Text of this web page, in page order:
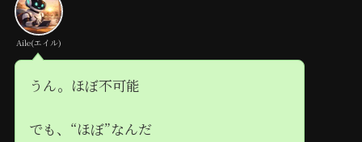
Aile(エイル)
うん。ほぼ不可能
でも、“ほぼ”なんだ